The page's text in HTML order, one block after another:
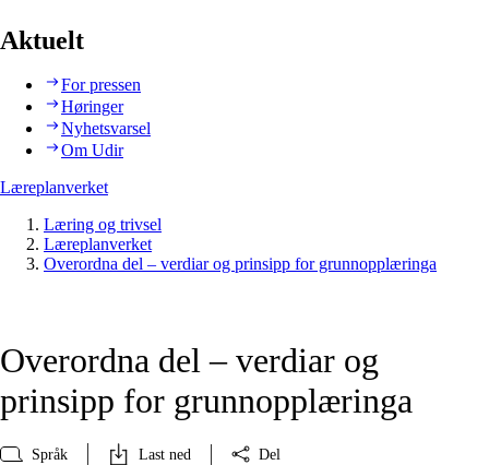
Aktuelt
For pressen
Høringer
Nyhetsvarsel
Om Udir
Læreplanverket
Læring og trivsel
Læreplanverket
Overordna del – verdiar og prinsipp for grunnopplæringa
Overordna del – verdiar og
prinsipp for grunnopplæringa
Språk Last ned Del